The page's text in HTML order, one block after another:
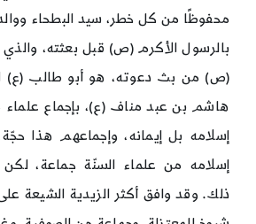
محفوظًا من كل خطر، سيد البطحاء
بالرسول الأكرم (ص) قبل بعثته،
(ص) من بث دعوته، هو أبو طالب (ع)
هاشم بن عبد مناف (ع)، بإجماع
إسلامه بل إيمانه، وإجماعهم هذا
إسلامه من علماء السنّة جماعة،
ذلك. وقد وافق أكثر الزيدية الشيعة